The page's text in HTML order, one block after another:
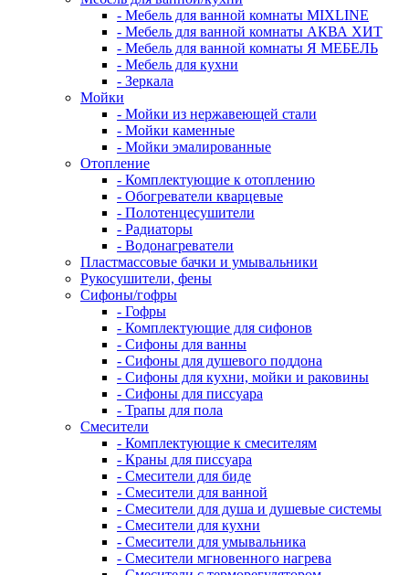
- Мебель для ванной комнаты MIXLINE
- Мебель для ванной комнаты АКВА ХИТ
- Мебель для ванной комнаты Я МЕБЕЛЬ
- Мебель для кухни
- Зеркала
Мойки
- Мойки из нержавеющей стали
- Мойки каменные
- Мойки эмалированные
Отопление
- Комплектующие к отоплению
- Обогреватели кварцевые
- Полотенцесушители
- Радиаторы
- Водонагреватели
Пластмассовые бачки и умывальники
Рукосушители, фены
Сифоны/гофры
- Гофры
- Комплектующие для сифонов
- Сифоны для ванны
- Сифоны для душевого поддона
- Сифоны для кухни, мойки и раковины
- Сифоны для писсуара
- Трапы для пола
Смесители
- Комплектующие к смесителям
- Краны для писсуара
- Смесители для биде
- Смесители для ванной
- Смесители для душа и душевые системы
- Смесители для кухни
- Смесители для умывальника
- Смесители мгновенного нагрева